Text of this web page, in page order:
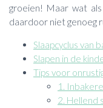
groeien! Maar wat
daardoor niet genoeg
Slaapcyclus van
Slapen in de
Tips voor
1.
2. Hellend